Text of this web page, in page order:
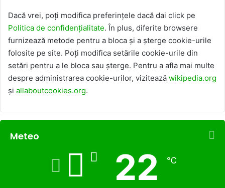
Dacă vrei, poți modifica preferințele dacă dai click pe
Politica de confidențialitate. În plus, diferite browsere
furnizează metode pentru a bloca și a șterge cookie-urile
folosite pe site. Poți modifica setările cookie-urile din
setări pentru a le bloca sau șterge. Pentru a afla mai multe
despre administrarea cookie-urilor, vizitează wikipedia.org
și allaboutcookies.org.
Meteo
22 ℃